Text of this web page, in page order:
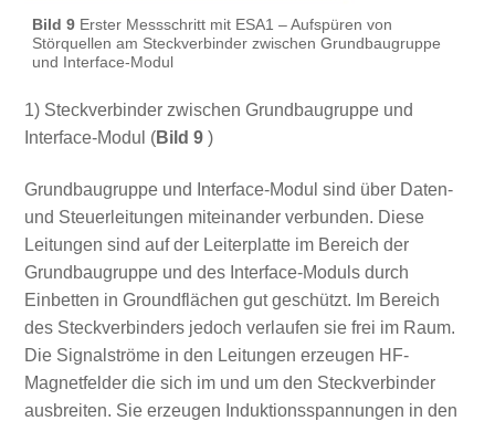
Bild 9Erster Messschritt mit ESA1 – Aufspüren von
Störquellen am Steckverbinder zwischen Grundbaugruppe
und Interface-Modul
1) Steckverbinder zwischen Grundbaugruppe und
Interface-Modul (Bild 9)
Grundbaugruppe und Interface-Modul sind über Daten-
und Steuerleitungen miteinander verbunden. Diese
Leitungen sind auf der Leiterplatte im Bereich der
Grundbaugruppe und des Interface-Moduls durch
Einbetten in Groundflächen gut geschützt. Im Bereich
des Steckverbinders jedoch verlaufen sie frei im Raum.
Die Signalströme in den Leitungen erzeugen HF-
Magnetfelder die sich im und um den Steckverbinder
ausbreiten. Sie erzeugen Induktionsspannungen in den